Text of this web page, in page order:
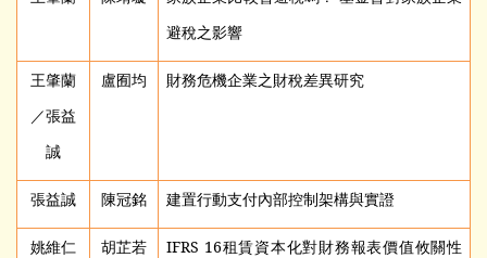
避稅之影響
王肇蘭
／張益
誠
盧囿均 財務危機企業之財稅差異研究
張益誠 陳冠銘 建置行動支付內部控制架構與實證
姚維仁 胡芷若 IFRS 16租賃資本化對財務報表價值攸關性